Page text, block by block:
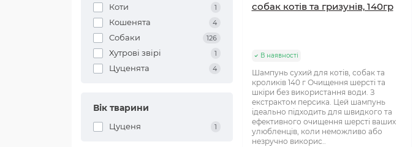
Коти 1
Кошенята 4
Собаки 126
Хутрові звірі 1
Цуценята 4
Вік тварини
Цуценя 1
собак котів та гризунів, 140гр
В наявності
Шампунь сухий для котів, собак та
кроликів 140 г Очищення шерсті та
шкіри без використання води. З
екстрактом персика. Цей шампунь
ідеально підходить для швидкого та
ефективного очищення шерсті ваших
улюбленців, коли неможливо або
незручно викорис..